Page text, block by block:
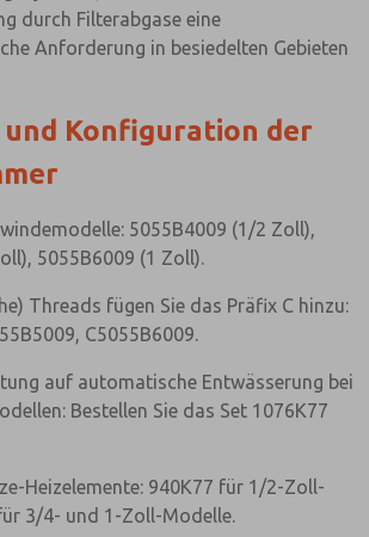
durch Filterabgase eine
Anforderung in besiedelten Gebieten
Konfiguration der
5055B4009 (1/2 Zoll),
5055B6009 (1 Zoll).
Threads fügen Sie das Präfix C hinzu:
C5055B6009.
auf automatische Entwässerung bei
Bestellen Sie das Set 1076K77
Heizelemente: 940K77 für 1/2-Zoll-
3/4- und 1-Zoll-Modelle.